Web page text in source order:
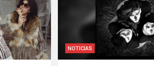
NOTICIAS